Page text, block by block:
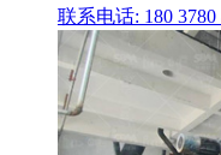
联系电话: 180 3780